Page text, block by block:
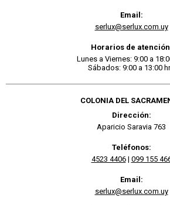
Email:
serlux@serlux.com.uy
Horarios de
Lunes a Viernes: 9:00 a
Sábados: 9:00 a 13:00
COLONIA DEL
Dirección:
Aparicio Saravia 763
Teléfonos:
4523 4406| 099 155
Email:
serlux@serlux.com.uy